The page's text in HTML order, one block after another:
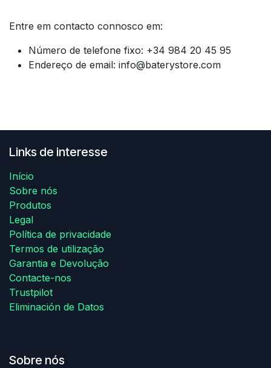
Entre em contacto connosco em:
​Número de telefone fixo: +34 984 20 45 95
Endereço de email: info@baterystore.com
Links de interesse
Início
Sobre nós
Produtos
Legal
Política de privacidade
​Termos de utilização
Garantia e Devolução
Contacte-nos
Trustpilot
Eliminación de Datos
Sobre nós